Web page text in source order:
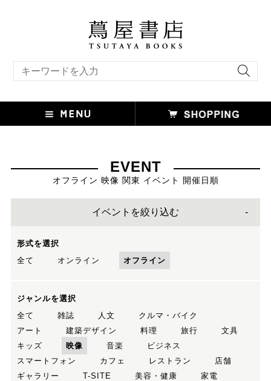
EVENT
オフライン 映像 関東 イベント 開催日順
イベントを絞り込む
形式を選択
全て
オンライン オフライン
ジャンルを選択
全て
雑誌 人文
クルマ・バイク
アート
建築デザイン 料理 旅行
文具
キッズ
映像 音楽
ビジネス
スマートフォン
カフェ レストラン
店舗
ギャラリー
T-SITE 美容・健康
家電